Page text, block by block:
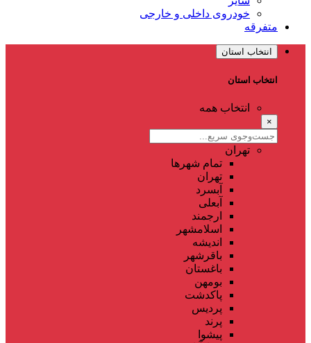
خودروی داخلی و خارجی
متفرقه
انتخاب استان
انتخاب استان
انتخاب همه
×
تهران
تمام شهر‌ها
تهران
آبسرد
آبعلی
ارجمند
اسلامشهر
اندیشه
باقرشهر
باغستان
بومهن
پاکدشت
پردیس
پرند
پیشوا